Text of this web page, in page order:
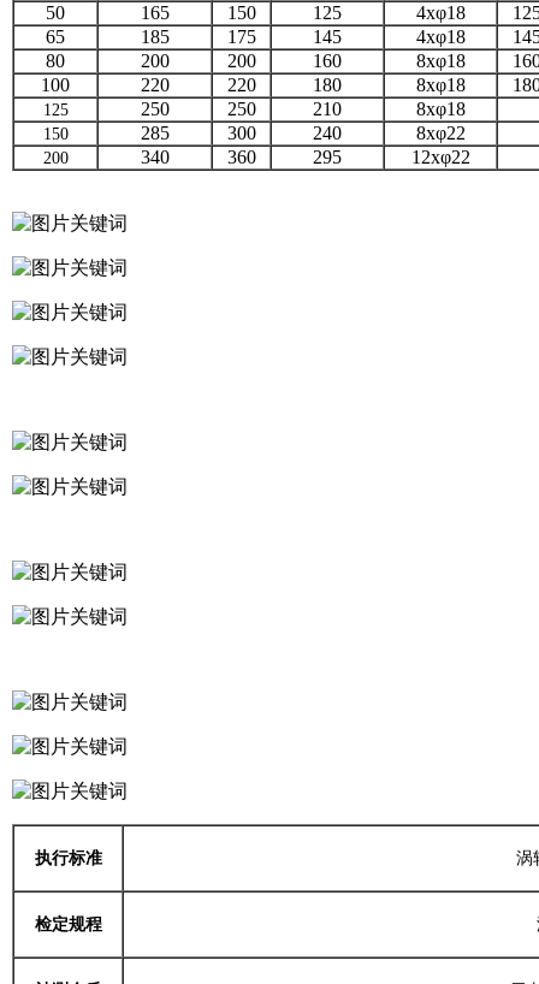
50
165 150 125 4xφ18
65
185 175 145 4xφ18
80
200 200 160 8xφ18
100
220 220 180 8xφ18
125 250 250 210 8xφ18
150 285 300 240 8xφ22
200 340 360 295 12xφ22
执行标准 涡
检定规程